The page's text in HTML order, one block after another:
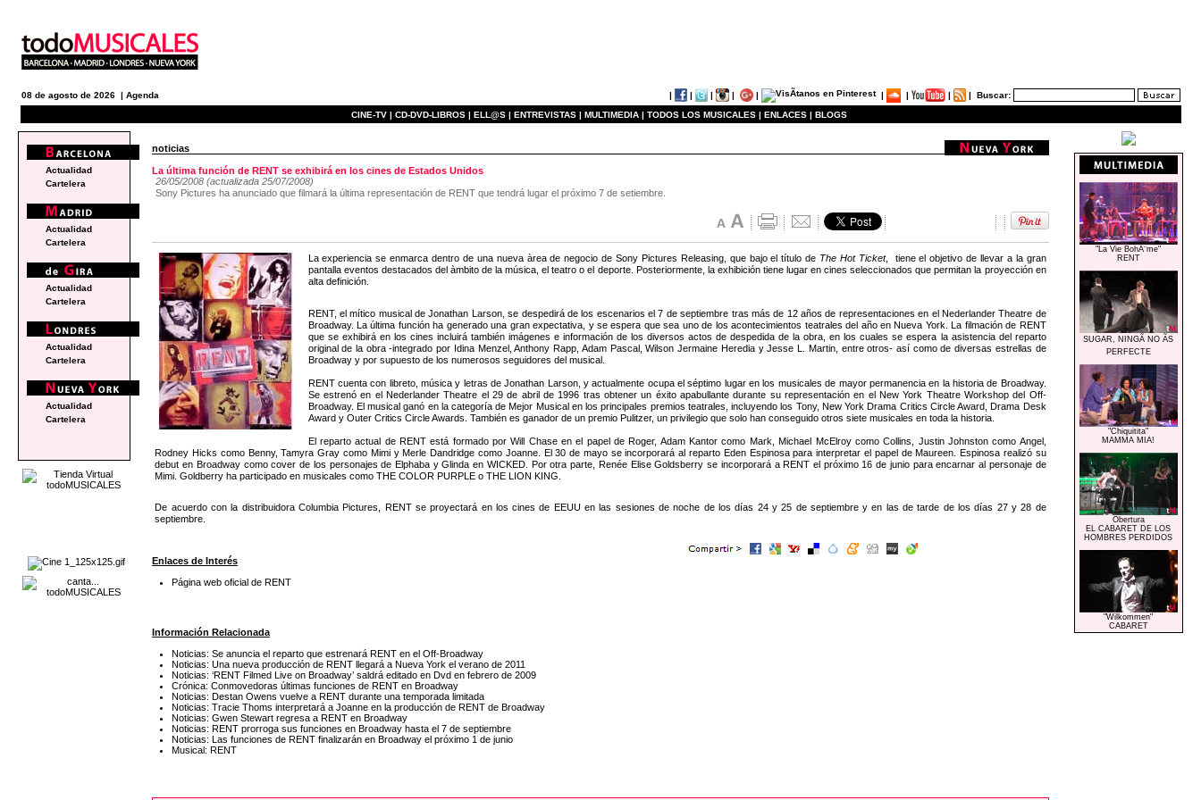
08 de agosto de 2026 | Agenda | | | | | | | | | Buscar:
CINE-TV | CD-DVD-LIBROS | ELL@S | ENTREVISTAS | MULTIMEDIA | TODOS LOS MUSICALES | ENLACES | BLOGS
noticias
La última función de RENT se exhibirá en los cines de Estados Unidos
26/05/2008 (actualizada 25/07/2008)
Sony Pictures ha anunciado que filmará la última representación de RENT que tendrá lugar el próximo 7 de setiembre.
La experiencia se enmarca dentro de una nueva àrea de negocio de Sony Pictures Releasing, que bajo el título de The Hot Ticket, tiene el objetivo de llevar a la gran
pantalla eventos destacados del àmbito de la música, el teatro o el deporte. Posteriormente, la exhibición tiene lugar en cines seleccionados que permitan la proyección en
alta definición.
RENT, el mítico musical de Jonathan Larson, se despedirá de los escenarios el 7 de septiembre tras más de 12 años de representaciones en el Nederlander Theatre de
Broadway. La última función ha generado una gran expectativa, y se espera que sea uno de los acontecimientos teatrales del año en Nueva York. La filmación de RENT
que se exhibirá en los cines incluirá también imágenes e información de los diversos actos de despedida de la obra, en los cuales se espera la asistencia del reparto
original de la obra -integrado por Idina Menzel, Anthony Rapp, Adam Pascal, Wilson Jermaine Heredia y Jesse L. Martin, entre otros- así como de diversas estrellas de
Broadway y por supuesto de los numerosos seguidores del musical.
RENT cuenta con libreto, música y letras de Jonathan Larson, y actualmente ocupa el séptimo lugar en los musicales de mayor permanencia en la historia de Broadway.
Se estrenó en el Nederlander Theatre el 29 de abril de 1996 tras obtener un éxito apabullante durante su representación en el New York Theatre Workshop del Off-
Broadway. El musical ganó en la categoría de Mejor Musical en los principales premios teatrales, incluyendo los Tony, New York Drama Critics Circle Award, Drama Desk
Award y Outer Critics Circle Awards. También es ganador de un premio Pulitzer, un privilegio que solo han conseguido otros siete musicales en toda la historia.
El reparto actual de RENT está formado por Will Chase en el papel de Roger, Adam Kantor como Mark, Michael McElroy como Collins, Justin Johnston como Angel,
Rodney Hicks como Benny, Tamyra Gray como Mimi y Merle Dandridge como Joanne. El 30 de mayo se incorporará al reparto Eden Espinosa para interpretar el papel de Maureen. Espinosa realizó su
debut en Broadway como cover de los personajes de Elphaba y Glinda en WICKED. Por otra parte, Renée Elise Goldsberry se incorporará a RENT el próximo 16 de junio para encarnar al personaje de
Mimi. Goldberry ha participado en musicales como THE COLOR PURPLE o THE LION KING.
De acuerdo con la distribuidora Columbia Pictures, RENT se proyectará en los cines de EEUU en las sesiones de noche de los días 24 y 25 de septiembre y en las de tarde de los días 27 y 28 de
septiembre.
Enlaces de Interés
Página web oficial de RENT
Información Relacionada
Noticias: Se anuncia el reparto que estrenará RENT en el Off-Broadway
Noticias: Una nueva producción de RENT llegará a Nueva York el verano de 2011
Noticias: ‘RENT Filmed Live on Broadway’ saldrá editado en Dvd en febrero de 2009
Crónica: Conmovedoras últimas funciones de RENT en Broadway
Noticias: Destan Owens vuelve a RENT durante una temporada limitada
Noticias: Tracie Thoms interpretará a Joanne en la producción de RENT de Broadway
Noticias: Gwen Stewart regresa a RENT en Broadway
Noticias: RENT prorroga sus funciones en Broadway hasta el 7 de septiembre
Noticias: Las funciones de RENT finalizarán en Broadway el próximo 1 de junio
Musical: RENT
Actualidad
Cartelera
Actualidad
Cartelera
Actualidad
Cartelera
Actualidad
Cartelera
Actualidad
Cartelera
"La Vie BohÃ¨me"
RENT
SUGAR, NINGÃ NO ÃS
PERFECTE
"Chiquitita"
MAMMA MIA!
Obertura
EL CABARET DE LOS
HOMBRES PERDIDOS
"Wilkommen"
CABARET